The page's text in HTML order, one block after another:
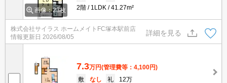
画像：23枚
2階
1LDK 41.27m²
株式会社サイラス ホームメイトFC塚本駅前店
情報更新日 2026/08/05
詳細を見る
7.3万円(管理費等：4,100円)
敷
なし 礼
12万